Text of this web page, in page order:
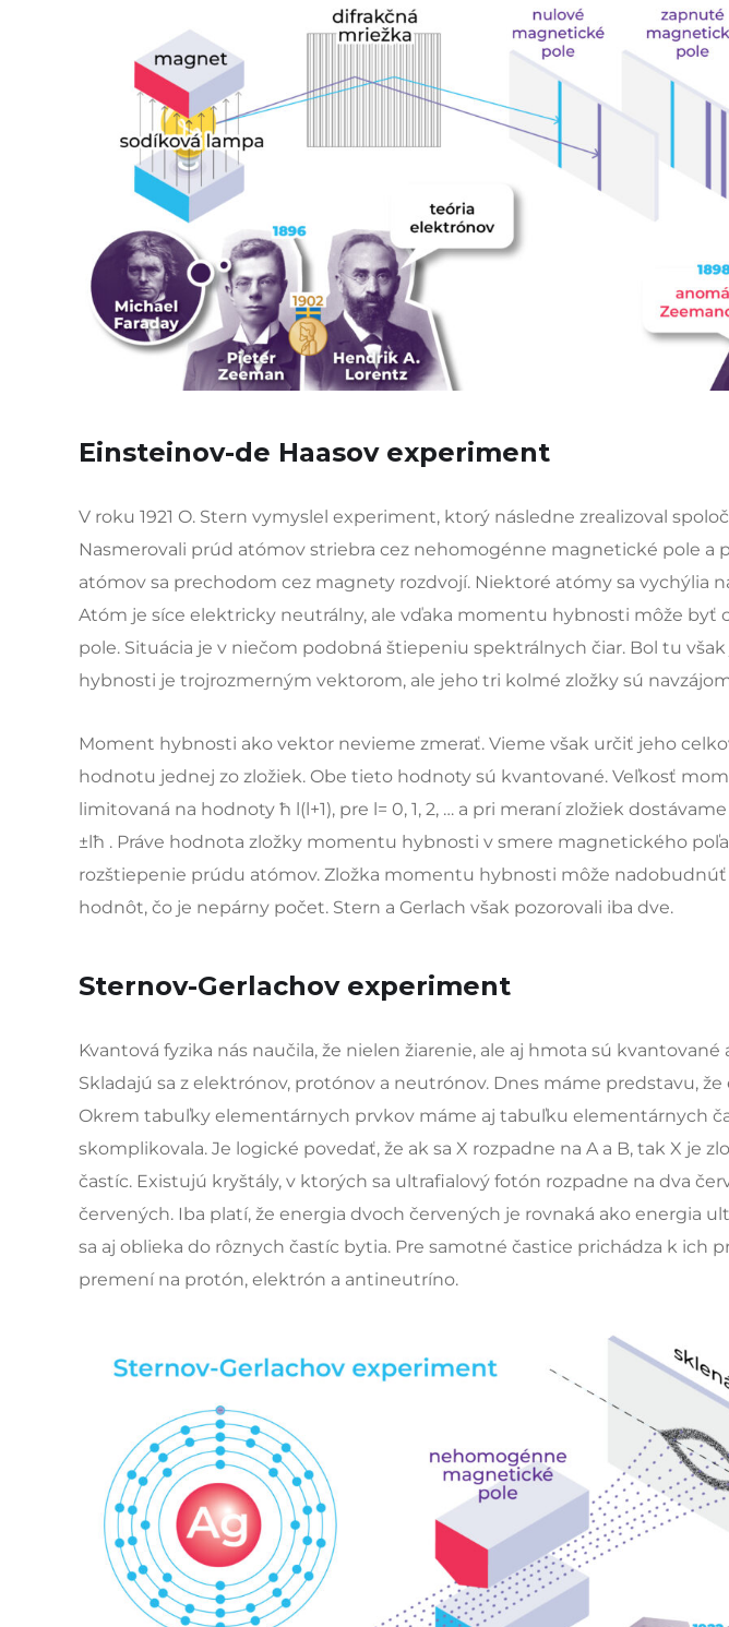
Einsteinov-de Haasov experiment
V roku 1921 O. Stern vymyslel experiment, ktorý následne zrealizoval
Nasmerovali prúd atómov striebra cez nehomogénne magnetické pole a
atómov sa prechodom cez magnety rozdvojí. Niektoré atómy sa vychýlia
Atóm je síce elektricky neutrálny, ale vďaka momentu hybnosti môže byť
pole. Situácia je v niečom podobná štiepeniu spektrálnych čiar. Bol tu
hybnosti je trojrozmerným vektorom, ale jeho tri kolmé zložky sú
Moment hybnosti ako vektor nevieme zmerať. Vieme však určiť jeho
hodnotu jednej zo zložiek. Obe tieto hodnoty sú kvantované. Veľkosť
limitovaná na hodnoty ħ l(l+1), pre l= 0, 1, 2, … a pri meraní zložiek
±lħ . Práve hodnota zložky momentu hybnosti v smere magnetického
rozštiepenie prúdu atómov. Zložka momentu hybnosti môže nadobudnúť
hodnôt, čo je nepárny počet. Stern a Gerlach však pozorovali iba dve.
Sternov-Gerlachov experiment
Kvantová fyzika nás naučila, že nielen žiarenie, ale aj hmota sú
Skladajú sa z elektrónov, protónov a neutrónov. Dnes máme predstavu,
Okrem tabuľky elementárnych prvkov máme aj tabuľku elementárnych
skomplikovala. Je logické povedať, že ak sa X rozpadne na A a B, tak X je
častíc. Existujú kryštály, v ktorých sa ultrafialový fotón rozpadne na dva
červených. Iba platí, že energia dvoch červených je rovnaká ako energia
sa aj oblieka do rôznych častíc bytia. Pre samotné častice prichádza k
premení na protón, elektrón a antineutríno.